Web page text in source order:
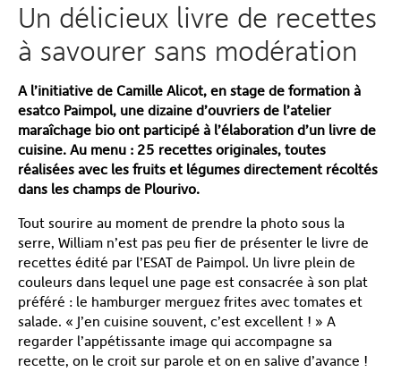
Un délicieux livre de recettes
à savourer sans modération
A l’initiative de Camille Alicot, en stage de formation à
esatco Paimpol, une dizaine d’ouvriers de l’atelier
maraîchage bio ont participé à l’élaboration d’un livre de
cuisine. Au menu : 25 recettes originales, toutes
réalisées avec les fruits et légumes directement récoltés
dans les champs de Plourivo.
Tout sourire au moment de prendre la photo sous la
serre, William n’est pas peu fier de présenter le livre de
recettes édité par l’ESAT de Paimpol. Un livre plein de
couleurs dans lequel une page est consacrée à son plat
préféré : le hamburger merguez frites avec tomates et
salade. « J’en cuisine souvent, c’est excellent ! » A
regarder l’appétissante image qui accompagne sa
recette, on le croit sur parole et on en salive d’avance !